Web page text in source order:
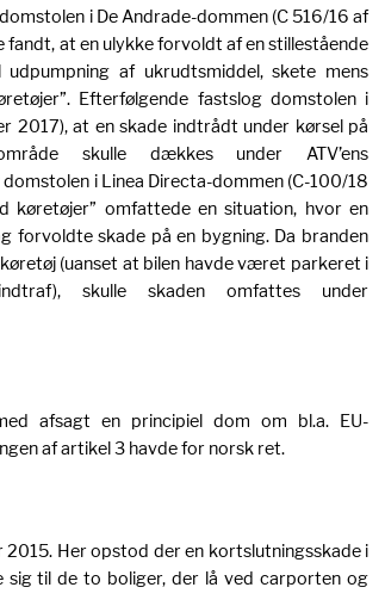
i De Andrade-dommen (C 516/16 af
at en ulykke forvoldt af en stillestående
af ukrudtsmiddel, skete mens
Efterfølgende fastslog domstolen i
2017), at en skade indtrådt under kørsel på
skulle dækkes under ATV’ens
i Linea Directa-dommen (C-100/18
køretøjer” omfattede en situation, hvor en
forvoldte skade på en bygning. Da branden
(uanset at bilen havde været parkeret i
skulle skaden omfattes under
afsagt en principiel dom om bl.a. EU-
af artikel 3 havde for norsk ret.
2015. Her opstod der en kortslutningsskade i
til de to boliger, der lå ved carporten og